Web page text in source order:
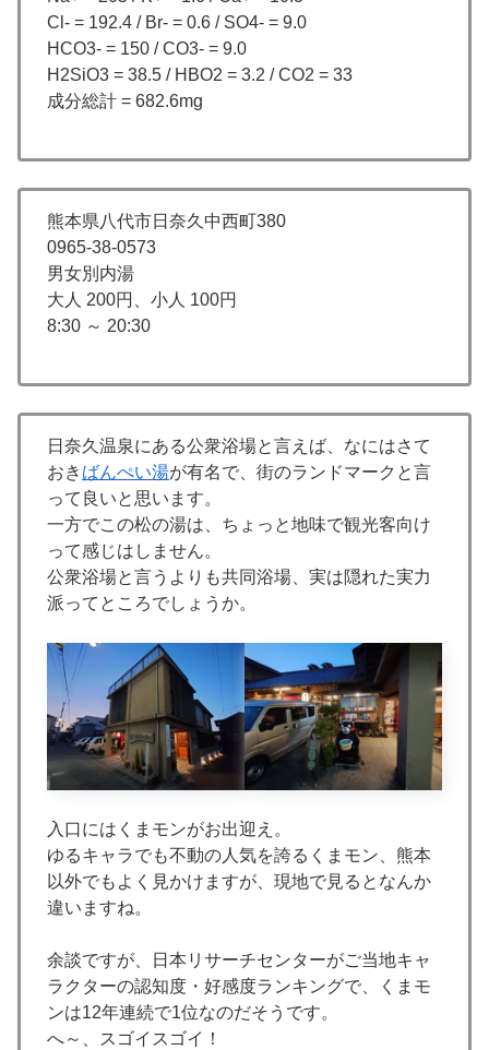
Cl- = 192.4 / Br- = 0.6 / SO4- = 9.0
HCO3- = 150 / CO3- = 9.0
H2SiO3 = 38.5 / HBO2 = 3.2 / CO2 = 33
成分総計 = 682.6mg
熊本県八代市日奈久中西町380
0965-38-0573
男女別内湯
大人 200円、小人 100円
8:30 ～ 20:30
日奈久温泉にある公衆浴場と言えば、なにはさて
おき ばんぺい湯が有名で、街のランドマークと言
って良いと思います。
一方でこの松の湯は、ちょっと地味で観光客向け
って感じはしません。
公衆浴場と言うよりも共同浴場、実は隠れた実力
派ってところでしょうか。
入口にはくまモンがお出迎え。
ゆるキャラでも不動の人気を誇るくまモン、熊本
以外でもよく見かけますが、現地で見るとなんか
違いますね。
余談ですが、日本リサーチセンターがご当地キャ
ラクターの認知度・好感度ランキングで、くまモ
ンは12年連続で1位なのだそうです。
へ～、スゴイスゴイ！